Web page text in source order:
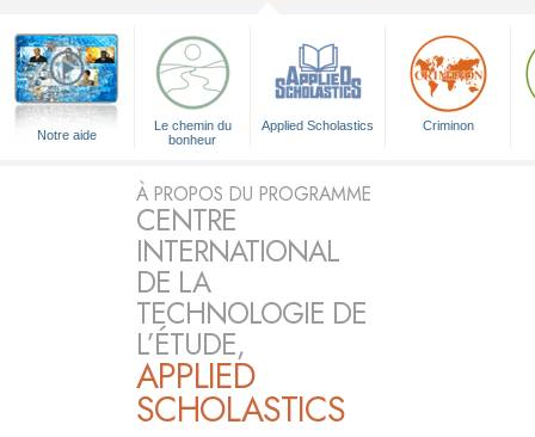
Notre aide
Le chemin du
bonheur
Applied Scholastics Criminon
À PROPOS DU PROGRAMME
CENTRE
INTERNATIONAL
DE LA
TECHNOLOGIE DE
L’ÉTUDE,
APPLIED
SCHOLASTICS